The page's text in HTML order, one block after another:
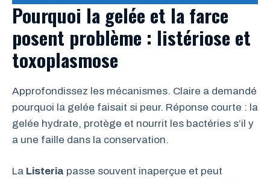
Pourquoi la gelée et la farce
posent problème : listériose et
toxoplasmose
Approfondissez les mécanismes. Claire a demandé
pourquoi la gelée faisait si peur. Réponse courte : la
gelée hydrate, protège et nourrit les bactéries s’il y
a une faille dans la conservation.
La Listeria passe souvent inaperçue et peut